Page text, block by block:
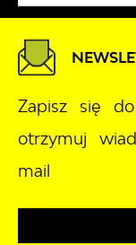
Zapisz się
otrzymuj
mail